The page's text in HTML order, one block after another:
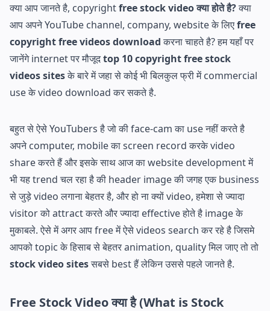
क्या आप जानते है, copyrightfree stock video क्या होते है?क्या
आप अपने YouTube channel, company, website के लिएfree
copyright free videos downloadकरना चाहते है? हम यहाँ पर
जानेंगे internet पर मौजूदtop 10 copyright free stock
videos sitesके बारे में जहा से कोई भी बिलकुल फ्री में commercial
use के video download कर सकते है.
बहुत से ऐसे YouTubers है जो की face-cam का use नहीं करते है
अपने computer, mobile का screen record करके video
share करते हैं और इसके साथ आज का website development में
भी यह trend चल रहा है की header image की जगह एक business
से जुड़े video लगाना बेहतर है, और हो ना क्यों video, हमेशा से ज्यादा
visitor को attract करते और ज्यादा effective होते है image के
मुकाबले. ऐसे में अगर आप free में ऐसे videos search कर रहे है जिसमे
आपको topic के हिसाब से बेहतर animation, quality मिल जाए तो तो
stock video sitesसबसे best हैं लेकिन उससे पहले जानते है.
Free Stock Video क्या है (What is Stock